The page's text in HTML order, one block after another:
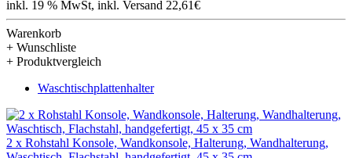
inkl. 19 % MwSt, inkl. Versand 22,61€
Warenkorb
+ Wunschliste
+ Produktvergleich
Waschtischplattenhalter
2 x Rohstahl Konsole, Wandkonsole, Halterung, Wandhalterung,